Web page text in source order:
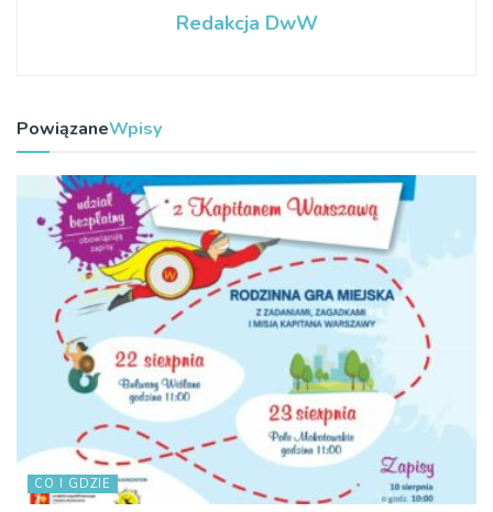
Redakcja DwW
PowiązaneWpisy
CO I GDZIE